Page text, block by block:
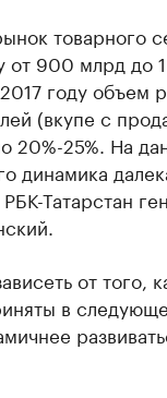
товарного
900 млрд до
году объем
(вкупе с
20%-25%. На
динамика
Татарстан
от того,
в